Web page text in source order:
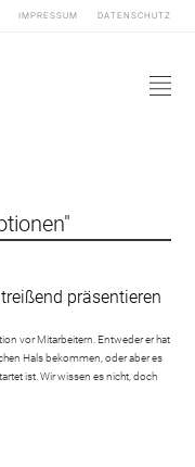
IMPRESSUM DATENSCHUTZ
präsentieren
vor Mitarbeitern. Entweder er hat
Hals bekommen, oder aber es
ist. Wir wissen es nicht, doch